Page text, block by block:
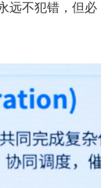
远不犯错，但必